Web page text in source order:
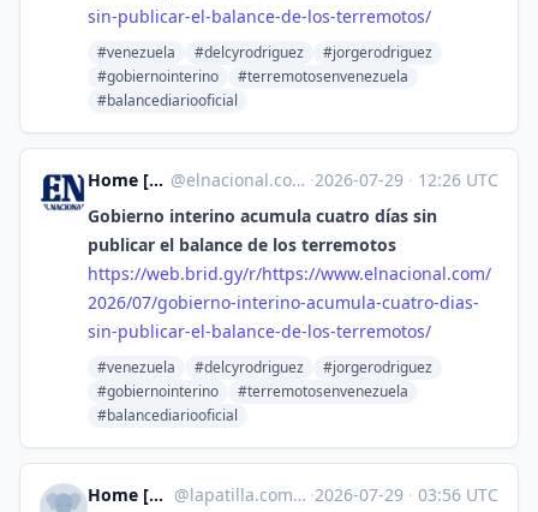
sin-publicar-el-balance-de-los-terremotos/
#venezuela #delcyrodriguez
#jorgerodriguez
#gobiernointerino
#terremotosenvenezuela
#balancediariooficial
Home [Unofficial] @elnacional.com@web.brid.gy ·2026-07-29 · 12:26 UTC
Gobierno interino acumula cuatro días sin
publicar el balance de los terremotos
https://web.brid.gy/r/https://www.elnacional.com/
2026/07/gobierno-interino-acumula-cuatro-dias-
sin-publicar-el-balance-de-los-terremotos/
#venezuela #delcyrodriguez
#jorgerodriguez
#gobiernointerino
#terremotosenvenezuela
#balancediariooficial
Home [Unofficial] @lapatilla.com@web.brid.gy ·2026-07-29 · 03:56 UTC